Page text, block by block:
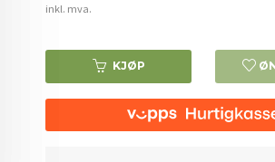
inkl. mva.
KJØP